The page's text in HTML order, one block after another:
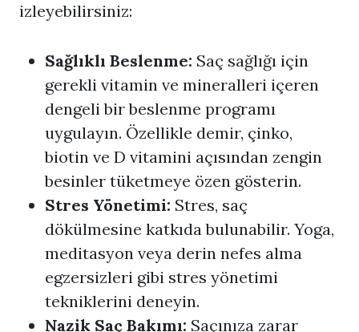
izleyebilirsiniz:
Sağlıklı Beslenme: Saç sağlığı için
gerekli vitamin ve mineralleri içeren
dengeli bir beslenme programı
uygulayın. Özellikle demir, çinko,
biotin ve D vitamini açısından zengin
besinler tüketmeye özen gösterin.
Stres Yönetimi: Stres, saç
dökülmesine katkıda bulunabilir. Yoga,
meditasyon veya derin nefes alma
egzersizleri gibi stres yönetimi
tekniklerini deneyin.
Nazik Saç Bakımı: Saçınıza zarar